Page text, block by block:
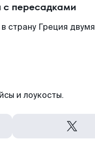
с пересадками
страну Греция двумя
и лоукосты.